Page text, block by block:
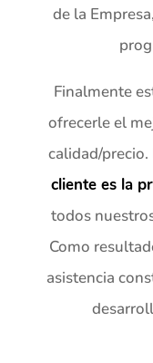
de la
Finalmente
ofrecerle el
calidad/precio.
cliente es la
todos
Como
asistencia